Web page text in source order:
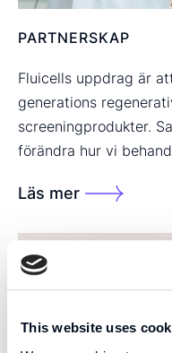
This website uses
PARTNERSKAP
Fluicells uppdrag är
generations
screeningprodukter.
förändra hur vi
Läs mer